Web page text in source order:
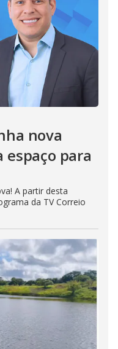
nova
para
A partir desta
da TV Correio